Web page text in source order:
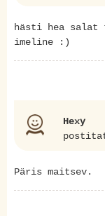
hästi hea salat
imeline :)
Hexy
Päris maitsev.